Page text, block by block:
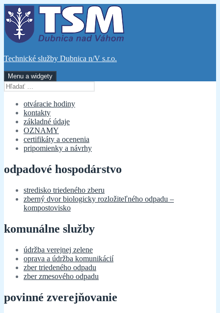
Preskočiť
na
obsah
Technické služby Dubnica n/V s.r.o.
Menu a widgety
Hľadať:
otváracie hodiny
kontakty
základné údaje
OZNAMY
certifikáty a ocenenia
pripomienky a návrhy
odpadové hospodárstvo
stredisko triedeného zberu
zberný dvor biologicky rozložiteľného odpadu –
kompostovisko
komunálne služby
údržba verejnej zelene
oprava a údržba komunikácií
zber triedeného odpadu
zber zmesového odpadu
povinné zverejňovanie